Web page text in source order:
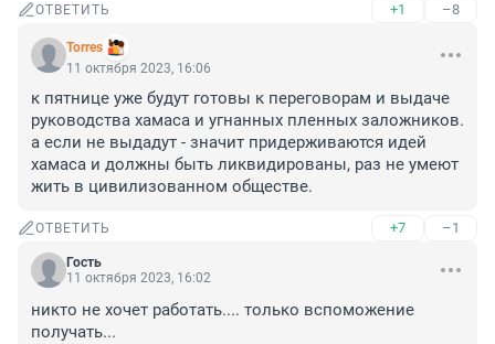
ОТВЕТИТЬ +1 –8
Torres
11 октября 2023, 16:06
к пятнице уже будут готовы к переговорам и выдаче
руководства хамаса и угнанных пленных заложников.
а если не выдадут - значит придерживаются идей
хамаса и должны быть ликвидированы, раз не умеют
жить в цивилизованном обществе.
ОТВЕТИТЬ +7 –1
Гость
11 октября 2023, 16:02
никто не хочет работать.... только вспоможение
получать...